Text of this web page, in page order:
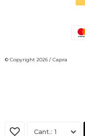
1
© Copyright 2026 / Capra